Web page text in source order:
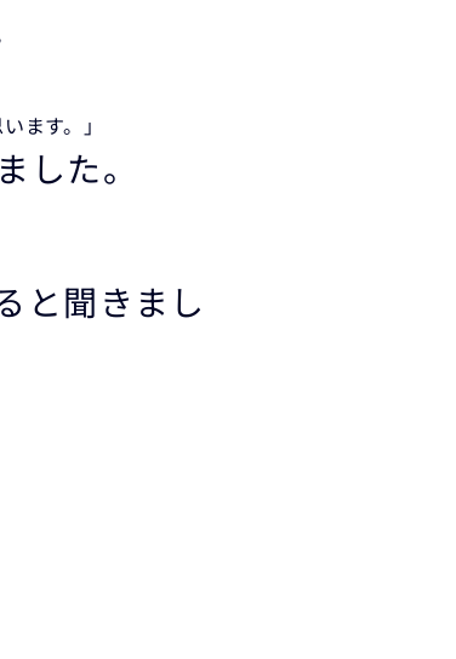
ます。」
た。
と聞きまし